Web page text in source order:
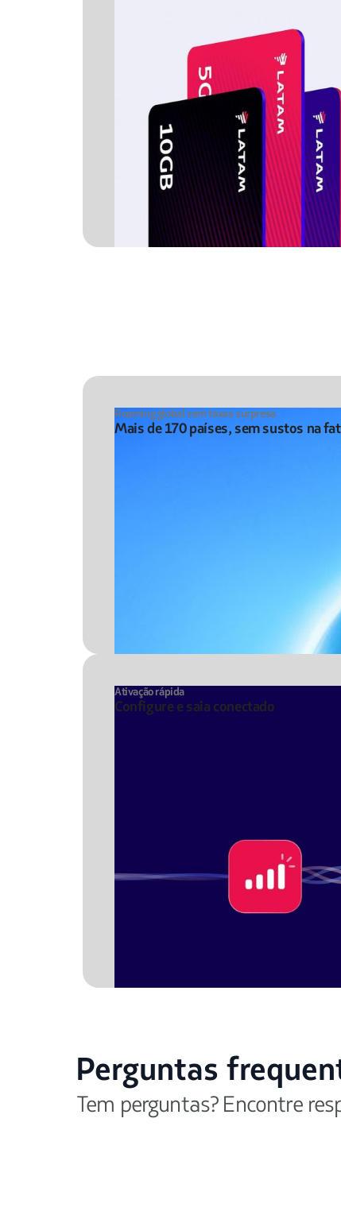
Roaming global sem taxas surpresa
Mais de 170 países, sem sustos na
Ativação rápida
Configure e saia conectado
Perguntas
Tem perguntas? Encontre